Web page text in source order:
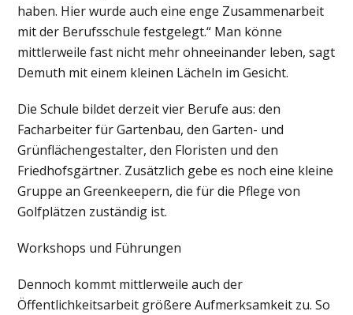
haben. Hier wurde auch eine enge Zusammenarbeit
mit der Berufsschule festgelegt.“ Man könne
mittlerweile fast nicht mehr ohneeinander leben, sagt
Demuth mit einem kleinen Lächeln im Gesicht.
Die Schule bildet derzeit vier Berufe aus: den
Facharbeiter für Gartenbau, den Garten- und
Grünflächengestalter, den Floristen und den
Friedhofsgärtner. Zusätzlich gebe es noch eine kleine
Gruppe an Greenkeepern, die für die Pflege von
Golfplätzen zuständig ist.
Workshops und Führungen
Dennoch kommt mittlerweile auch der
Öffentlichkeitsarbeit größere Aufmerksamkeit zu. So